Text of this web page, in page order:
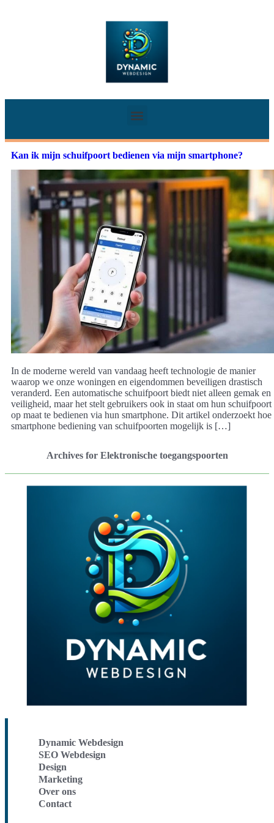
Kan ik mijn schuifpoort bedienen via mijn smartphone?
In de moderne wereld van vandaag heeft technologie de manier
waarop we onze woningen en eigendommen beveiligen drastisch
veranderd. Een automatische schuifpoort biedt niet alleen gemak en
veiligheid, maar het stelt gebruikers ook in staat om hun schuifpoort
op maat te bedienen via hun smartphone. Dit artikel onderzoekt hoe
smartphone bediening van schuifpoorten mogelijk is […]
Archives for Elektronische toegangspoorten
Dynamic Webdesign
SEO Webdesign
Design
Marketing
Over ons
Contact